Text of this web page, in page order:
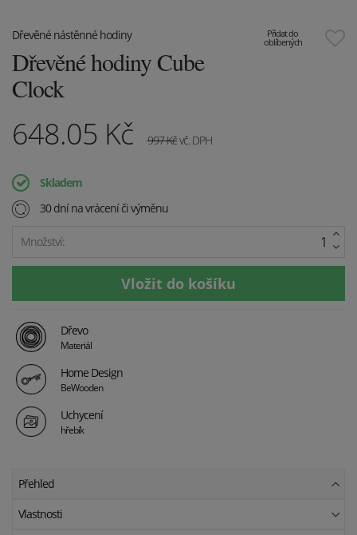
Přidat do
oblíbených
Dřevěné nástěnné hodiny
Dřevěné hodiny Cube
Clock
648.05 Kč 997Kčvč. DPH
Skladem
30 dní na vrácení či výměnu
Množství:
Dřevo
Materiál
Home Design
BeWooden
Uchycení
hřebík
Přehled
Vlastnosti